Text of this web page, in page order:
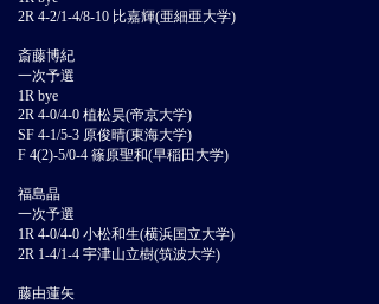
2R 4-2/1-4/8-10 比嘉輝(亜細亜大学)
斎藤博紀
一次予選
1R bye
2R 4-0/4-0 植松昊(帝京大学)
SF 4-1/5-3 原俊晴(東海大学)
F 4(2)-5/0-4 篠原聖和(早稲田大学)
福島晶
一次予選
1R 4-0/4-0 小松和生(横浜国立大学)
2R 1-4/1-4 宇津山立樹(筑波大学)
藤由蓮矢